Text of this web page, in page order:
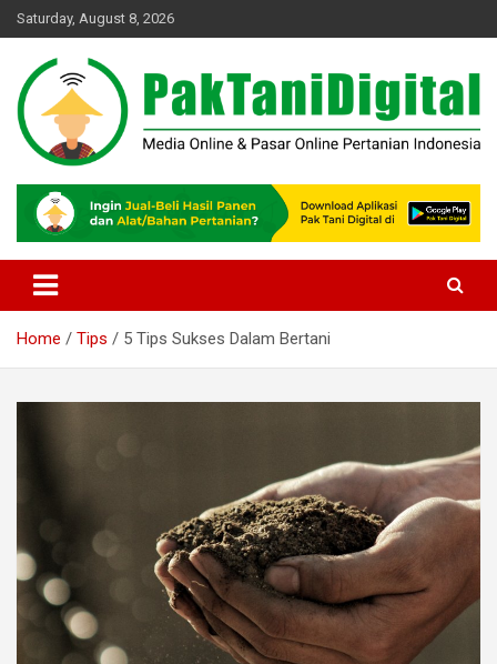
Skip
to
content
Saturday, August 8, 2026
Pak Tani Digital
Home Tips 5 Tips Sukses Dalam Bertani